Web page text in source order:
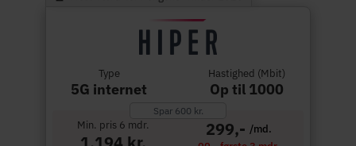
Type
5G internet
Hastighed (Mbit)
Op til 1000
Spar 600 kr.
Min. pris 6 mdr. 299,- /md.